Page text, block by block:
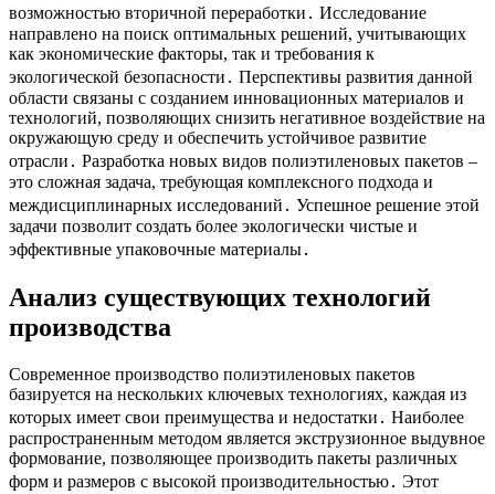
возможностью вторичной переработки․ Исследование
направлено на поиск оптимальных решений, учитывающих
как экономические факторы, так и требования к
экологической безопасности․ Перспективы развития данной
области связаны с созданием инновационных материалов и
технологий, позволяющих снизить негативное воздействие на
окружающую среду и обеспечить устойчивое развитие
отрасли․ Разработка новых видов полиэтиленовых пакетов –
это сложная задача, требующая комплексного подхода и
междисциплинарных исследований․ Успешное решение этой
задачи позволит создать более экологически чистые и
эффективные упаковочные материалы․
Анализ существующих технологий
производства
Современное производство полиэтиленовых пакетов
базируется на нескольких ключевых технологиях, каждая из
которых имеет свои преимущества и недостатки․ Наиболее
распространенным методом является экструзионное выдувное
формование, позволяющее производить пакеты различных
форм и размеров с высокой производительностью․ Этот